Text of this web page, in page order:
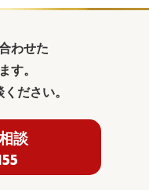
わせた
す。
ださい。
談